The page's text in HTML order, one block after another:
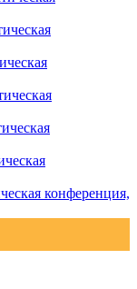
конференция,